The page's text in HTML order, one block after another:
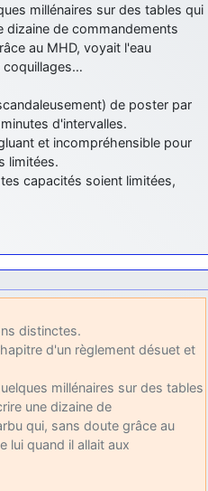
OK dirait-on… Merci à toi.
les accessoires de personne
peu violent, mais ça devrait aller
et Singapour qui mettent le site
que j'étais resté dans le filtre…
été un peu trop violent
millénaires sur des tables qui
dizaine de commandements
au MHD, voyait l'eau
coquillages…
de poster par
d'intervalles.
et incompréhensible pour
limitées.
capacités soient limitées,
distinctes.
d'un règlement désuet et
millénaires sur des tables
une dizaine de
qui, sans doute grâce au
lui quand il allait aux